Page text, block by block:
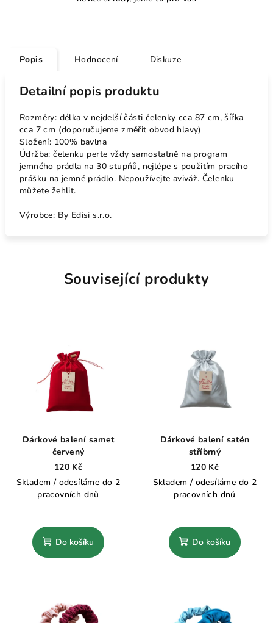
Popis Hodnocení Diskuze
Detailní popis produktu
Rozměry: délka v nejdelší části čelenky cca 87 cm, šířka
cca 7 cm (doporučujeme změřit obvod hlavy)
Složení: 100% bavlna
Údržba: čelenku perte vždy samostatně na program
jemného prádla na 30 stupňů, nejlépe s použitím pracího
prášku na jemné prádlo. Nepoužívejte aviváž. Čelenku
můžete žehlit.
Výrobce: By Edisi s.r.o.
Související produkty
Dárkové balení samet
červený
120 Kč
Skladem / odesíláme do 2
pracovních dnů
Do košíku
Dárkové balení satén
stříbrný
120 Kč
Skladem / odesíláme do 2
pracovních dnů
Do košíku